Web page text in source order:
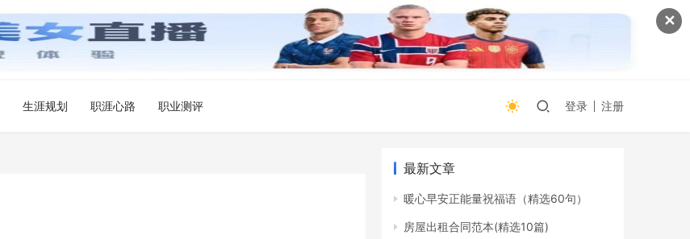
✕
生涯规划 职涯心路 职业测评 登录 注册
最新文章
暖心早安正能量祝福语（精选60句）
房屋出租合同范本(精选10篇)